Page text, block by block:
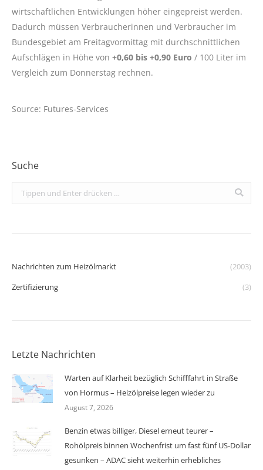
wirtschaftlichen Entwicklungen höher eingepreist werden.
Dadurch müssen Verbraucherinnen und Verbraucher im
Bundesgebiet am Freitagvormittag mit durchschnittlichen
Aufschlägen in Höhe von +0,60 bis +0,90 Euro / 100 Liter im
Vergleich zum Donnerstag rechnen.
Source: Futures-Services
Suche
Search:
Nachrichten zum Heizölmarkt
(2003)
Zertifizierung
(3)
Letzte Nachrichten
Warten auf Klarheit bezüglich Schifffahrt in Straße
von Hormus – Heizölpreise legen wieder zu
August 7, 2026
Benzin etwas billiger, Diesel erneut teurer –
Rohölpreis binnen Wochenfrist um fast fünf US-Dollar
gesunken – ADAC sieht weiterhin erhebliches